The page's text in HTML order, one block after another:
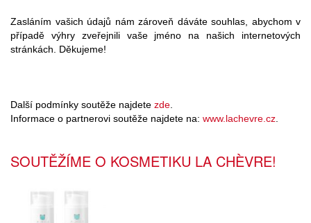
Zasláním vašich údajů nám zároveň dáváte souhlas, abychom v
případě výhry zveřejnili vaše jméno na našich internetových
stránkách. Děkujeme!
Další podmínky soutěže najdete zde
Informace o partnerovi soutěže najdete na: www.lachevre.cz
SOUTĚŽÍME O KOSMETIKU LA CHÈVRE!